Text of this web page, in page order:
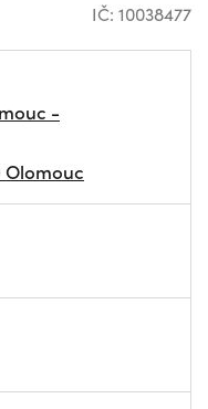
IČ: 10038477
-
Olomouc